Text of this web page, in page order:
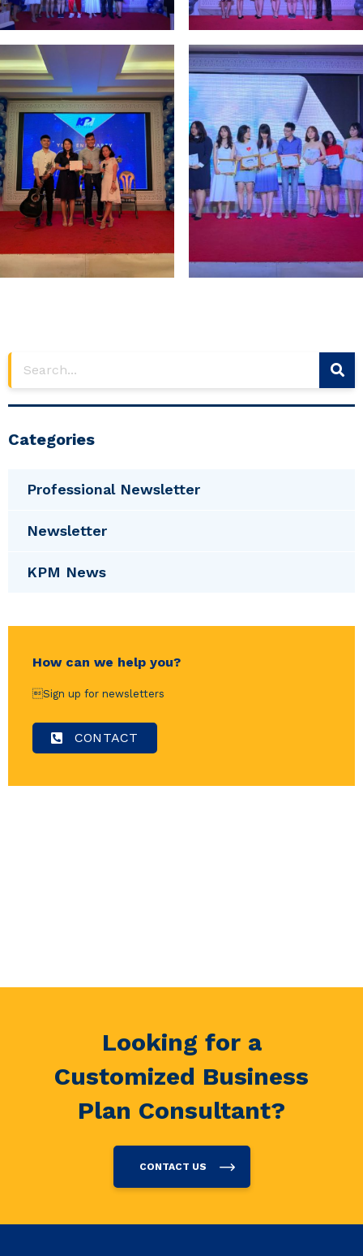
Categories
Professional Newsletter
Newsletter
KPM News
How can we help you?
Sign up for newsletters
CONTACT
Looking for a
Customized Business
Plan Consultant?
CONTACT US